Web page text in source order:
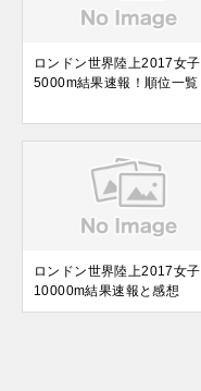
ロンドン世界陸上2017女子
5000m結果速報！順位一覧
ロンドン世界陸上2017女子
10000m結果速報と感想